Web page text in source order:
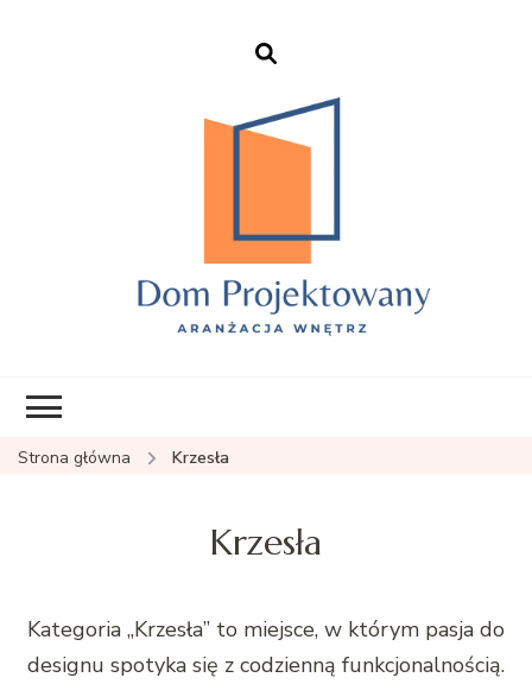
Strona główna Krzesła
Krzesła
Kategoria „Krzesła” to miejsce, w którym pasja do
designu spotyka się z codzienną funkcjonalnością.